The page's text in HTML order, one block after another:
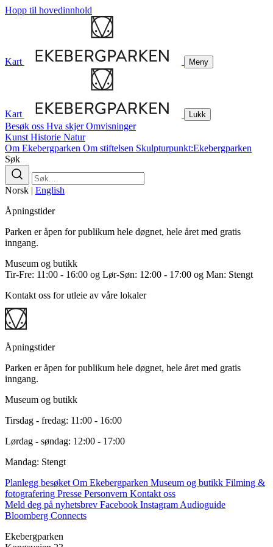
Hopp til hovedinnhold
Kart Meny
Kart Lukk
Besøk oss Hva skjerOmvisninger
Kunst Historie Natur
Om Ekebergparken Om stiftelsen Skulpturpunkt:Ekebergparken
Søk
Norsk | English
Åpningstider
Parken er åpen for publikum hele døgnet, hele året med gratis
inngang.
Museum og butikk
Tir-Fre: 11:00 - 16:00 og Lør-Søn: 12:00 - 17:00 og Man: Stengt
Kontakt oss for utleie av våre lokaler
Åpningstider
Parken er åpen for publikum hele døgnet, hele året med gratis
inngang.
Museum og butikk
Tirsdag - fredag: 11:00 - 16:00
Lørdag - søndag: 12:00 - 17:00
Mandag: Stengt
Planlegg besøket Om Ekebergparken Museum og butikk Filming &
fotografering Presse Personvern Kontakt oss
Meld deg på nyhetsbrev Facebook Instagram Audioguide
Bloomberg Connects
Ekebergparken